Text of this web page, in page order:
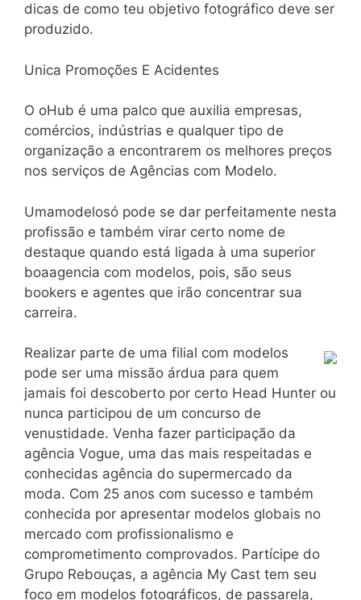
dicas de como teu objetivo fotográfico deve ser
produzido.
Unica Promoções E Acidentes
O oHub é uma palco que auxilia empresas,
comércios, indústrias e qualquer tipo de
organização a encontrarem os melhores preços
nos serviços de Agências com Modelo.
Umamodelosó pode se dar perfeitamente nesta
profissão e também virar certo nome de
destaque quando está ligada à uma superior
boaagencia com modelos, pois, são seus
bookers e agentes que irão concentrar sua
carreira.
Realizar parte de uma filial com modelos
pode ser uma missão árdua para quem
jamais foi descoberto por certo Head Hunter ou
nunca participou de um concurso de
venustidade. Venha fazer participação da
agência Vogue, uma das mais respeitadas e
conhecidas agência do supermercado da
moda. Com 25 anos com sucesso e também
conhecida por apresentar modelos globais no
mercado com profissionalismo e
comprometimento comprovados. Partícipe do
Grupo Rebouças, a agência My Cast tem seu
foco em modelos fotográficos, de passarela,